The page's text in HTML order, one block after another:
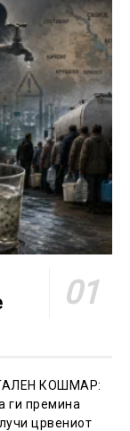
КОШМАР:
ги премина
црвениот